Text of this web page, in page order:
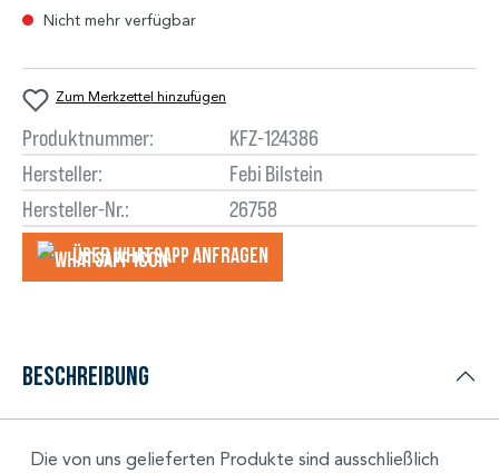
Nicht mehr verfügbar
Zum Merkzettel hinzufügen
Produktnummer:
KFZ-124386
Hersteller:
Febi Bilstein
Hersteller-Nr.:
26758
Über WhatsApp anfragеn
Beschreibung
Die von uns gelieferten Produkte sind ausschließlich